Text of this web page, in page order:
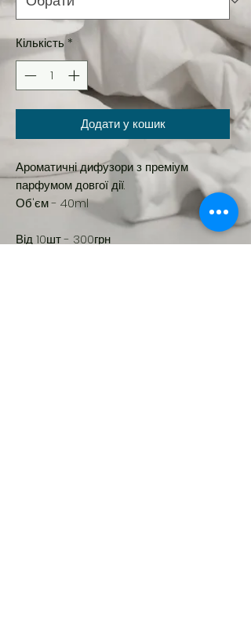
Кількість *
Додати у кошик
Ароматичні дифузори з преміум
парфумом довгої дії.
Об'єм - 40ml
Від 10шт - 300грн